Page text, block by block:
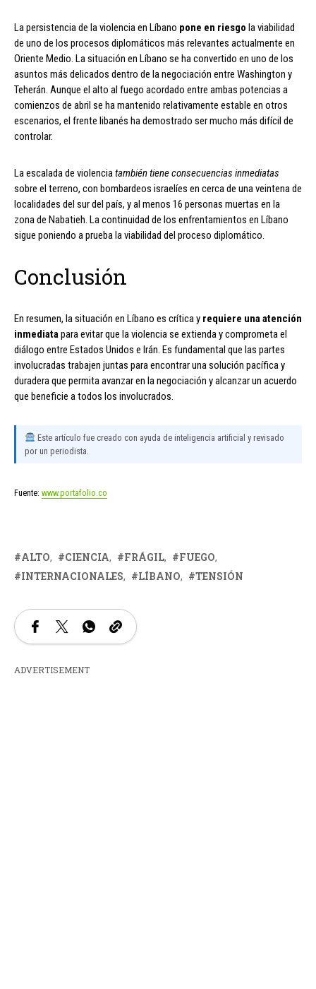
La persistencia de la violencia en Líbano pone en riesgo la viabilidad
de uno de los procesos diplomáticos más relevantes actualmente en
Oriente Medio. La situación en Líbano se ha convertido en uno de los
asuntos más delicados dentro de la negociación entre Washington y
Teherán. Aunque el alto al fuego acordado entre ambas potencias a
comienzos de abril se ha mantenido relativamente estable en otros
escenarios, el frente libanés ha demostrado ser mucho más difícil de
controlar.
La escalada de violenciatambién tiene consecuencias inmediatas
sobre el terreno, con bombardeos israelíes en cerca de una veintena de
localidades del sur del país, y al menos 16 personas muertas en la
zona de Nabatieh. La continuidad de los enfrentamientos en Líbano
sigue poniendo a prueba la viabilidad del proceso diplomático.
Conclusión
En resumen, la situación en Líbano es crítica y requiere una atención
inmediatapara evitar que la violencia se extienda y comprometa el
diálogo entre Estados Unidos e Irán. Es fundamental que las partes
involucradas trabajen juntas para encontrar una solución pacífica y
duradera que permita avanzar en la negociación y alcanzar un acuerdo
que beneficie a todos los involucrados.
Este artículo fue creado con ayuda de inteligencia artificial y revisado
por un periodista.
Fuente: www.portafolio.co
ALTO CIENCIA FRÁGIL
FUEGO
INTERNACIONALES
LÍBANO TENSIÓN
ADVERTISEMENT